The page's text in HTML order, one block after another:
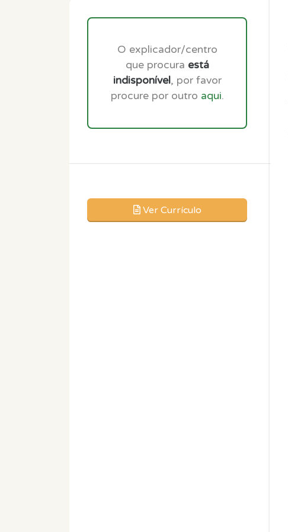
O explicador/centro
que procura está
indisponível, por favor
procure por outro aqui.
Ver Currículo